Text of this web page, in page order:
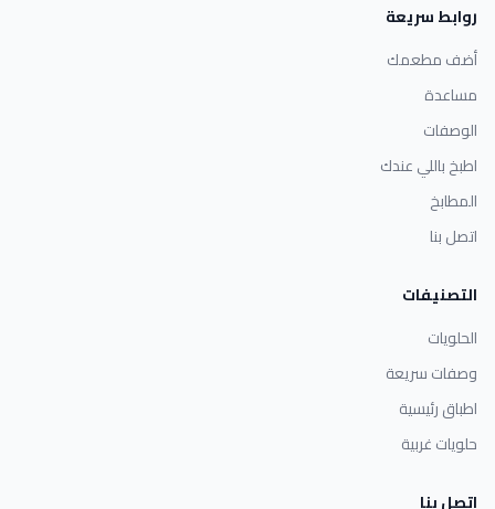
روابط سريعة
أضف مطعمك
مساعدة
الوصفات
اطبخ باللي عندك
المطابخ
اتصل بنا
التصنيفات
الحلويات
وصفات سريعة
اطباق رئيسية
حلويات غربية
اتصل بنا